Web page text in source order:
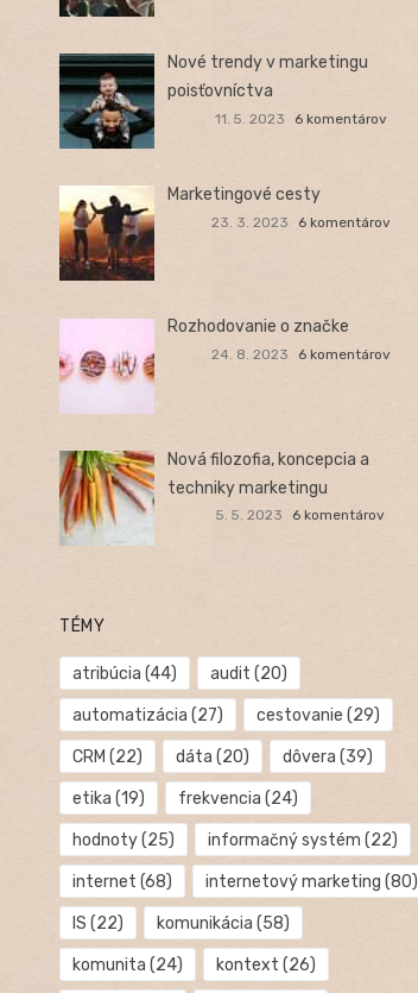
Nové trendy v marketingu
poisťovníctva
11. 5. 2023 6 komentárov
Marketingové cesty
23. 3. 2023 6 komentárov
Rozhodovanie o značke
24. 8. 2023 6 komentárov
Nová filozofia, koncepcia a
techniky marketingu
5. 5. 2023 6 komentárov
TÉMY
atribúcia (44) audit (20)
automatizácia (27) cestovanie (29)
CRM (22) dáta (20) dôvera (39)
etika (19) frekvencia (24)
hodnoty(25) informačný systém (22)
internet (68) internetový marketing (80)
IS (22) komunikácia (58)
komunita (24) kontext (26)